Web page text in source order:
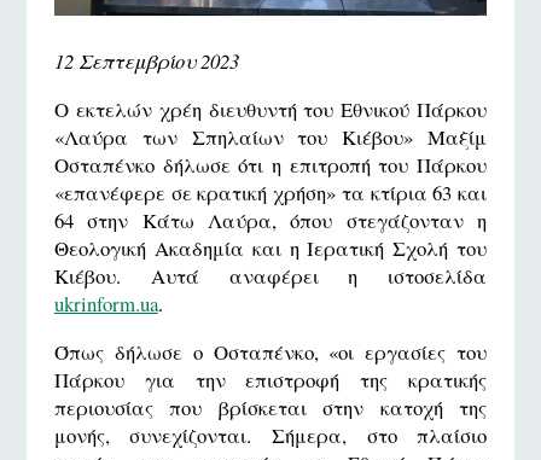
12 Σεπτεμβρίου 2023
Ο εκτελών χρέη διευθυντή του Εθνικού Πάρκου
«Λαύρα των Σπηλαίων του Κιέβου» Μαξίμ
Οσταπένκο δήλωσε ότι η επιτροπή του Πάρκου
«επανέφερε σε κρατική χρήση» τα κτίρια 63 και
64 στην Κάτω Λαύρα, όπου στεγάζονταν η
Θεολογική Ακαδημία και η Ιερατική Σχολή του
Κιέβου. Αυτά αναφέρει η ιστοσελίδα
ukrinform.ua.
Όπως δήλωσε ο Οσταπένκο, «οι εργασίες του
Πάρκου για την επιστροφή της κρατικής
περιουσίας που βρίσκεται στην κατοχή της
μονής, συνεχίζονται. Σήμερα, στο πλαίσιο